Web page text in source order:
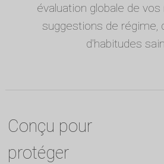
évaluation globale de
suggestions de régime,
d'habitudes
Conçu pour
protéger